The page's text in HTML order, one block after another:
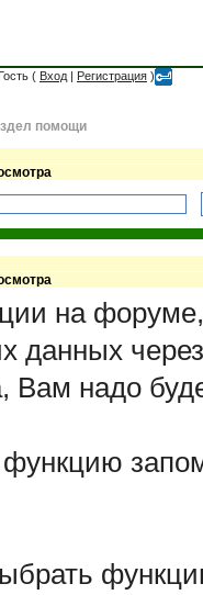
( Вход | Регистрация )
помощи
на
данных
Вам надо